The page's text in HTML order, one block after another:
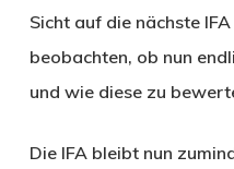
Sicht auf die nächste
beobachten, ob nun
und wie diese zu
Die IFA bleibt nun